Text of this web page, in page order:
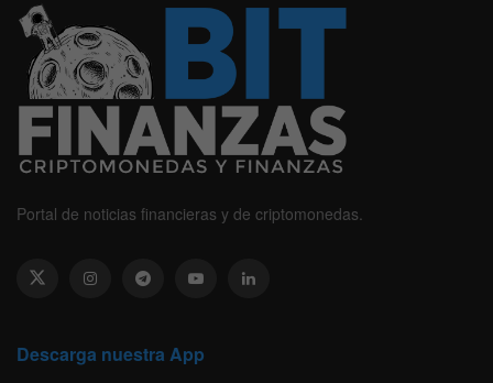
Portal de noticias financieras y de criptomonedas.
Descarga nuestra App